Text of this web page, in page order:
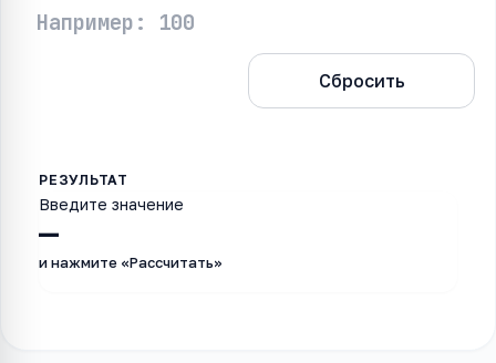
Сбросить
—
Введите значение
и нажмите «Рассчитать»